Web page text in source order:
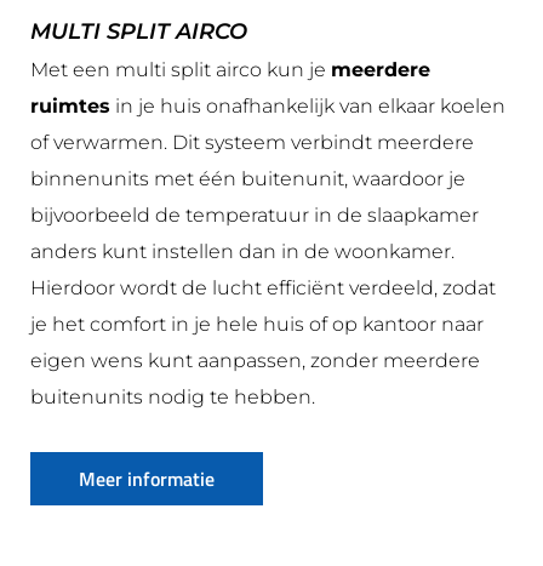
MULTI SPLIT AIRCO
Met een multi split airco kun je meerdere
ruimtes in je huis onafhankelijk van elkaar koelen
of verwarmen. Dit systeem verbindt meerdere
binnenunits met één buitenunit, waardoor je
bijvoorbeeld de temperatuur in de slaapkamer
anders kunt instellen dan in de woonkamer.
Hierdoor wordt de lucht efficiënt verdeeld, zodat
je het comfort in je hele huis of op kantoor naar
eigen wens kunt aanpassen, zonder meerdere
buitenunits nodig te hebben.
Meer informatie